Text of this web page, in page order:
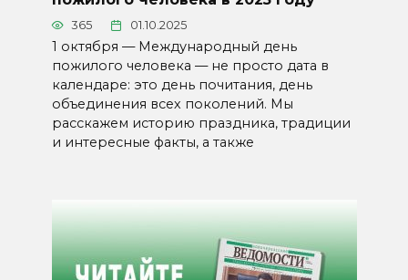
365 01.10.2025
1 октября — Международный день
пожилого человека — не просто дата в
календаре: это день почитания, день
объединения всех поколений. Мы
расскажем историю праздника, традиции
и интересные факты, а также